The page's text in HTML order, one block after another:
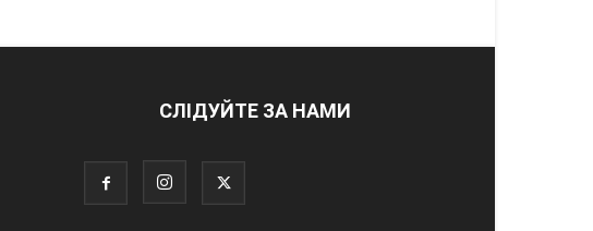
СЛІДУЙТЕ ЗА НАМИ